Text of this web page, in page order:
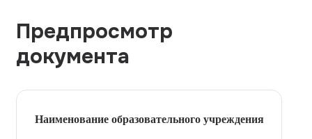
Предпросмотр
документа
Наименование образовательного учреждения